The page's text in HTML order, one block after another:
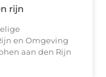
rijn
en Omgeving
aan den Rijn